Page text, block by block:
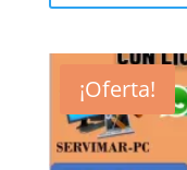
¡Oferta!